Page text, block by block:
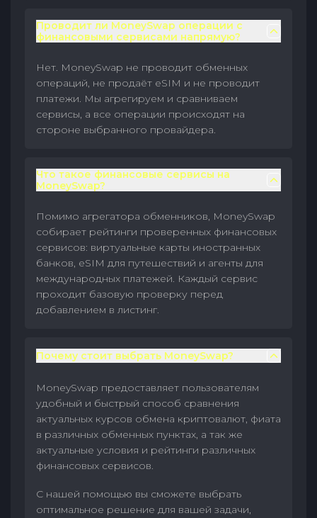
Проводит ли MoneySwap операции с
финансовыми сервисами напрямую?
Нет. MoneySwap не проводит обменных
операций, не продаёт eSIM и не проводит
платежи. Мы агрегируем и сравниваем
сервисы, а все операции происходят на
стороне выбранного провайдера.
Что такое финансовые сервисы на
MoneySwap?
Помимо агрегатора обменников, MoneySwap
собирает рейтинги проверенных финансовых
сервисов: виртуальные карты иностранных
банков, eSIM для путешествий и агенты для
международных платежей. Каждый сервис
проходит базовую проверку перед
добавлением в листинг.
Почему стоит выбрать MoneySwap?
MoneySwap предоставляет пользователям
удобный и быстрый способ сравнения
актуальных курсов обмена криптовалют, фиата
в различных обменных пунктах, а так же
актуальные условия и рейтинги различных
финансовых сервисов.
С нашей помощью вы сможете выбрать
оптимальное решение для вашей задачи,